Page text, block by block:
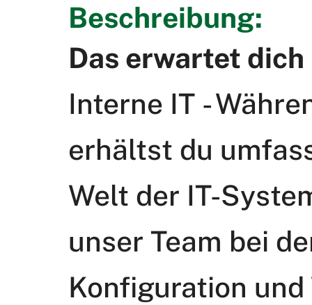
Beschreibung:
Das erwartet dich
Interne IT -
erhältst du
Welt der IT-
unser Team bei
Konfiguration